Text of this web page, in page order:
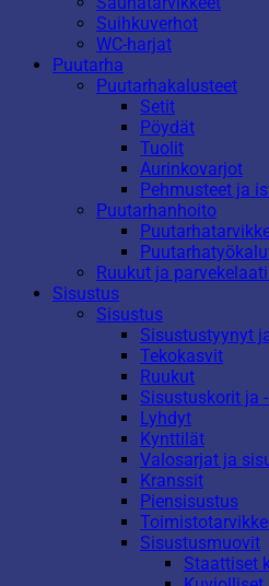
Suihkuverhot
WC-harjat
Puutarha
Puutarhakalusteet
Setit
Pöydät
Tuolit
Aurinkovarjot
Pehmusteet ja
Puutarhanhoito
Ruukut ja
Sisustus
Sisustus
Sisustustyynyt
Tekokasvit
Ruukut
Sisustuskorit ja
Lyhdyt
Kynttilät
Valosarjat ja
Kranssit
Piensisustus
Sisustusmuovit
Staattiset